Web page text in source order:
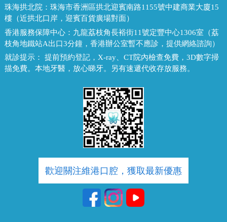
珠海拱北院： 珠海市香洲區拱北迎賓南路1155號中建商業大廈15
樓（近拱北口岸，迎賓百貨廣場對面）
香港服務保障中心： 九龍荔枝角長裕街11號定豐中心1306室（荔
枝角地鐵站A出口3分鐘，香港辦公室暫不應診，提供網絡諮詢）
就診提示： 提前預約登記，X-ray、CT院內檢查免費，3D數字掃
描免費。本地牙醫，放心睇牙。另有速遞代收存放服務。
歡迎關注維港口腔，獲取最新優惠